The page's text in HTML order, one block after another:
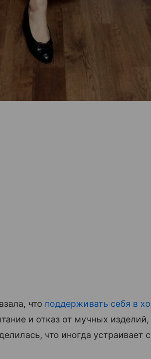
что поддерживать себя в
и отказ от мучных
что иногда устраивает